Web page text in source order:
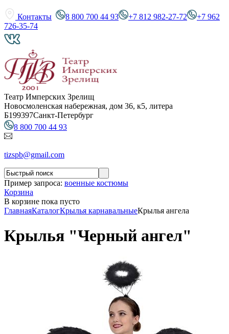
Контакты 8 800 700 44 93 +7 812 982-27-72
+7 962
726-35-74
Театр Имперских Зрелищ
Новосмоленская набережная, дом 36, к5, литера
Б199397Санкт-Петербург
8 800 700 44 93
tizspb@gmail.com
Пример запроса: военные костюмы
Корзина
В корзине пока пусто
ГлавнаяКаталогКрылья карнавальныеКрылья ангела
Крылья "Черный ангел"